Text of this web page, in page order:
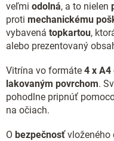
veľmi odolná, a to nielen
proti mechanickému
vybavená topkartou,
alebo prezentovaný
Vitrína vo formáte 4 x A4
lakovaným povrchom.
pohodlne pripnúť
na očiach.
O bezpečnosťvloženého